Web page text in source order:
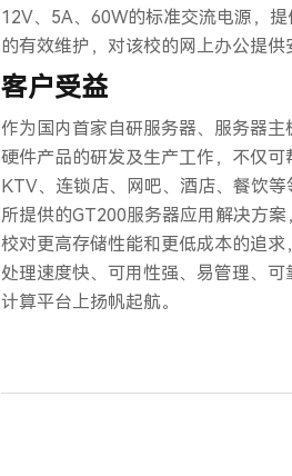
12V、5A、60W的标准交流电源，
的有效维护，对该校的网上办公提供
客户受益
作为国内首家自研服务器、服务器
硬件产品的研发及生产工作，不仅可
KTV、连锁店、网吧、酒店、餐饮
所提供的GT200服务器应用解决方
校对更高存储性能和更低成本的追求
处理速度快、可用性强、易管理、
计算平台上扬帆起航。